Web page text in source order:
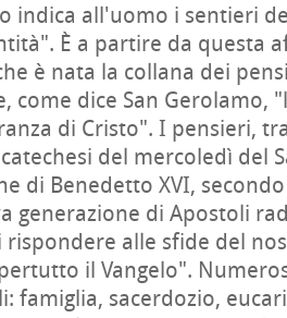
indica all'uomo i sentieri
È a partire da questa
è nata la collana dei
come dice San Gerolamo,
di Cristo". I pensieri,
del mercoledì del
di Benedetto XVI,
generazione di Apostoli
rispondere alle sfide del
il Vangelo".
famiglia, sacerdozio,